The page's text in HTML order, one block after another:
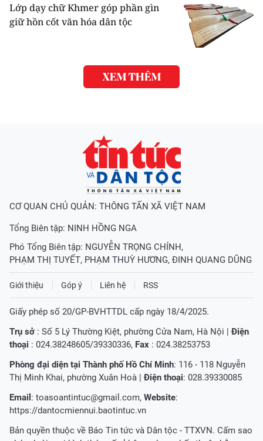
Lớp dạy chữ Khmer góp phần gìn
giữ hồn cốt văn hóa dân tộc
XEM THÊM
CƠ QUAN CHỦ QUẢN: THÔNG TẤN XÃ VIỆT NAM
Tổng Biên tập: NINH HỒNG NGA
Phó Tổng Biên tập: NGUYỄN TRỌNG CHÍNH,
PHẠM THỊ TUYẾT, PHẠM THUỲ HƯƠNG, ĐINH QUANG DŨNG
Giới thiệu Góp ý Liên hệ RSS
Giấy phép số 20/GP-BVHTTDL cấp ngày 18/4/2025.
Trụ sở : Số 5 Lý Thường Kiệt, phường Cửa Nam, Hà Nội |Điện
thoại : 024.38248605/39330336, Fax : 024.38253753
Phòng đại diện tại Thành phố Hồ Chí Minh: 116 - 118 Nguyễn
Thị Minh Khai, phường Xuân Hoà |Điện thoại: 028.39330085
Email : toasoantintuc@gmail.com, Website:
https://dantocmiennui.baotintuc.vn
Bản quyền thuộc về Báo Tin tức và Dân tộc - TTXVN. Cấm sao